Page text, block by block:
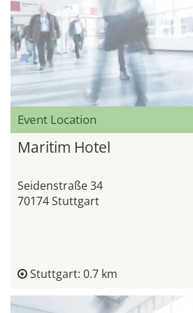
Event Location
Maritim Hotel
Seidenstraße 34
70174 Stuttgart
Stuttgart: 0.7 km